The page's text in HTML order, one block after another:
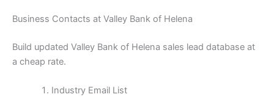
Business Contacts at Valley Bank of Helena
Build updated Valley Bank of Helena sales lead database at
a cheap rate.
Industry Email List